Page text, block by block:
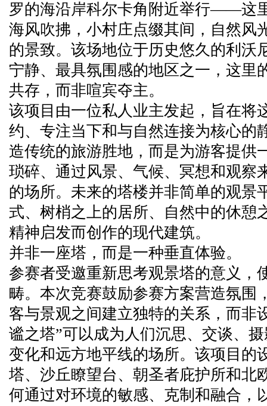
罗的海沿岸科尔卡角附近举行——这
海风吹拂，小村庄点缀其间，自然风
的景致。该场地位于历史悠久的利沃
宁静、最具氛围感的地区之一，这里
共存，而非喧宾夺主。
该项目由一位私人业主发起，旨在将
约、专注当下和与自然连接为核心的
造传统的旅游胜地，而是为游客提供
琐碎、通过风景、气候、冥想和观察
的场所。未来的塔楼并非简单的观景
式、树梢之上的居所、自然中的休憩
精神启发而创作的现代建筑。
并非一座塔，而是一种垂直体验。
参赛者受邀重新思考观景塔的意义，
畴。本次竞赛鼓励参赛方案营造氛围
客与景观之间建立独特的关系，而非
谧之塔”可以成为人们沉思、交谈、
变化和远方地平线的场所。该项目的
塔、沙丘瞭望台、朝圣者庇护所和北
何通过对环境的敏感、克制和融合，